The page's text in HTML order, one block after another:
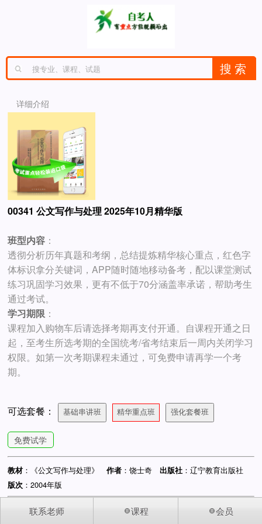
详细介绍
00341 公文写作与处理 2025年10月精华版
班型内容：
透彻分析历年真题和考纲，总结提炼精华核心重点，红色字
体标识拿分关键词，APP随时随地移动备考，配以课堂测试
练习巩固学习效果，更有不低于70分涵盖率承诺，帮助考生
通过考试。
学习期限：
课程加入购物车后请选择考期再支付开通。自课程开通之日
起，至考生所选考期的全国统考/省考结束后一周内关闭学习
权限。如第一次考期课程未通过，可免费申请再学一个考
期。
可选套餐： 基础串讲班 精华重点班 强化套餐班
免费试学
教材：《公文写作与处理》 作者：饶士奇 出版社：辽宁教育出版社
版次：2004年版
您访问的是手机版网站
联系老师 课程 会员